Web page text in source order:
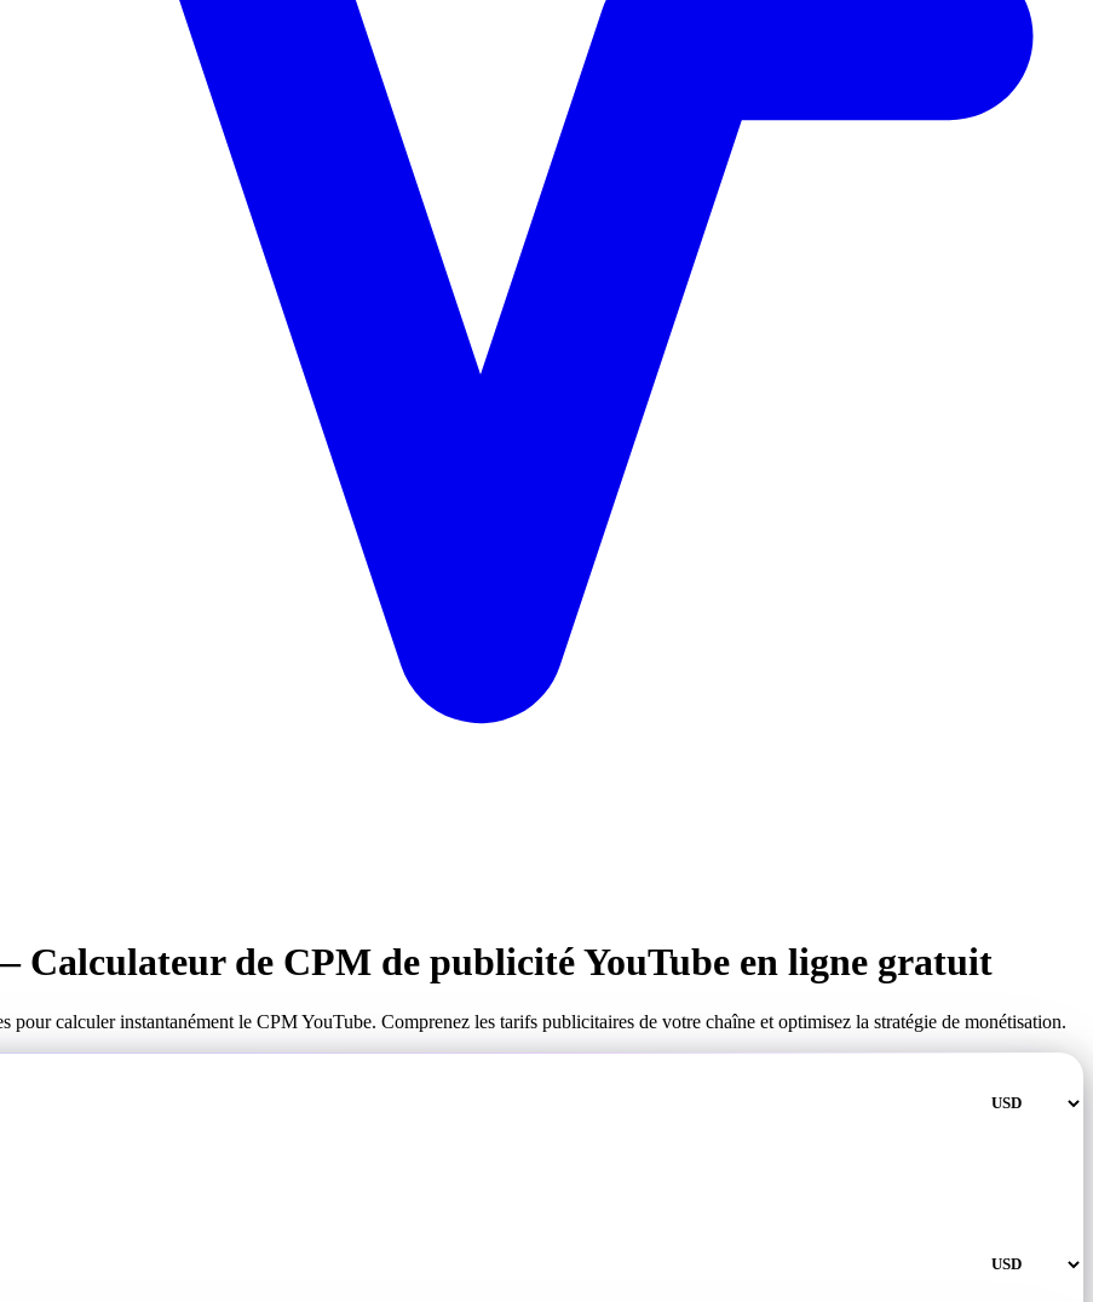
Calculateur de CPM de publicité YouTube en ligne gratuit
pour calculer instantanément le CPM YouTube. Comprenez les tarifs publicitaires de votre chaîne et optimisez la stratégie de monétisation.